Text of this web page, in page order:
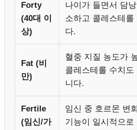
Forty
(40대 이
상)
나이가 들면서 담
소하고 콜레스테롤
다.
Fat (비
만)
혈중 지질 농도가
콜레스테롤 수치
니다.
Fertile
(임신/가
임신 중 호르몬 변
기능이 일시적으로